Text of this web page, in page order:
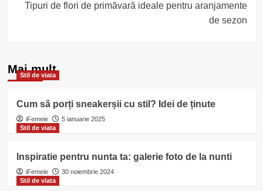
Tipuri de flori de primăvară ideale pentru aranjamente
de sezon
Mai mult
Stil de viata
Cum să porți sneakerșii cu stil? Idei de ținute
iFemeie
5 ianuarie 2025
Stil de viata
Inspiratie pentru nunta ta: galerie foto de la nunti
iFemeie
30 noiembrie 2024
Stil de viata